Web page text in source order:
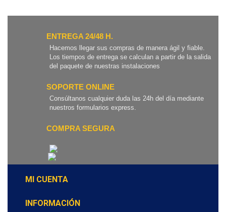
ENTREGA 24/48 H.
Hacemos llegar sus compras de manera ágil y fiable.
Los tiempos de entrega se calculan a partir de la salida
del paquete de nuestras instalaciones
SOPORTE ONLINE
Consúltanos cualquier duda las 24h del día mediante
nuestros formularios express.
COMPRA SEGURA
MI CUENTA
INFORMACIÓN